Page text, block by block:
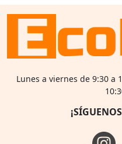
Lunes a viernes de 9:30 a